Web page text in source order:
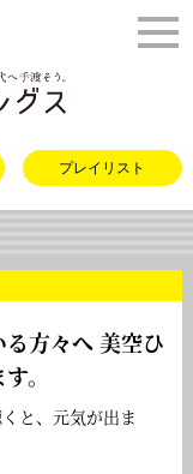
プレイリスト
方々へ 美空ひ
。
と、元気が出ま